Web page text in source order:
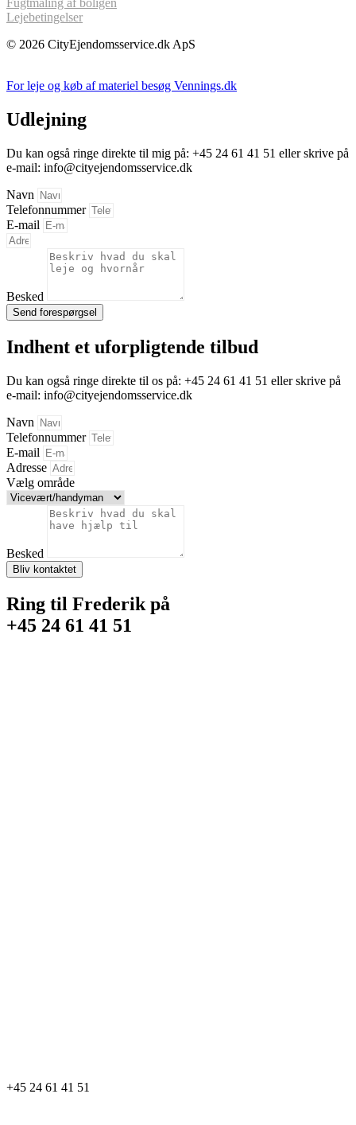
Fugtmåling af boligen
Lejebetingelser
© 2026 CityEjendomsservice.dk ApS
For leje og køb af materiel besøg Vennings.dk
Udlejning
Du kan også ringe direkte til mig på: +45 24 61 41 51 eller skrive på
e-mail: info@cityejendomsservice.dk
Navn
Telefonnummer
E-mail
Besked
Send forespørgsel
Indhent et uforpligtende tilbud
Du kan også ringe direkte til os på: +45 24 61 41 51 eller skrive på
e-mail: info@cityejendomsservice.dk
Navn
Telefonnummer
E-mail
Adresse
Vælg område
Besked
Bliv kontaktet
Ring til Frederik på
+45 24 61 41 51
+45 24 61 41 51